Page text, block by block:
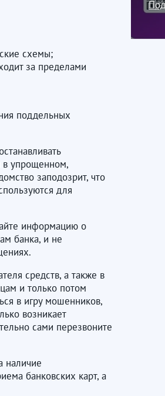
схемы;
за пределами
поддельных
в упрощенном,
заподозрит, что
для
информацию о
банка, и не
средств, а также в
и только потом
в игру мошенников,
возникает
сами перезвоните
наличие
банковских карт, а